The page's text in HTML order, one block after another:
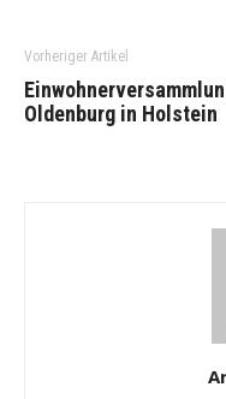
Vorheriger Artikel
Oldenburg in Holstein